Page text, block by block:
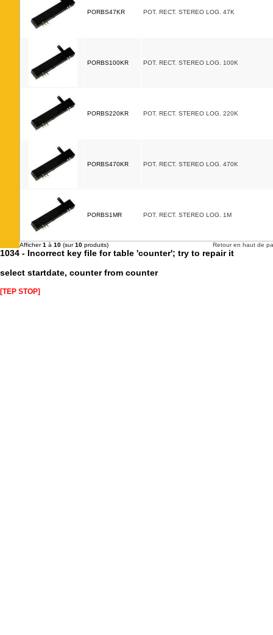
PORBS47KR POT. RECT. STEREO LOG. 47K
PORBS100KR POT. RECT. STEREO LOG. 100K
PORBS220KR POT. RECT. STEREO LOG. 220K
PORBS470KR POT. RECT. STEREO LOG. 470K
PORBS1MR POT. RECT. STEREO LOG. 1M
Afficher1 à 10 (sur10 produits) Retour en haut de
1034 - Incorrect key file for table 'counter'; try to repair it
select startdate, counter from counter
[TEP STOP]